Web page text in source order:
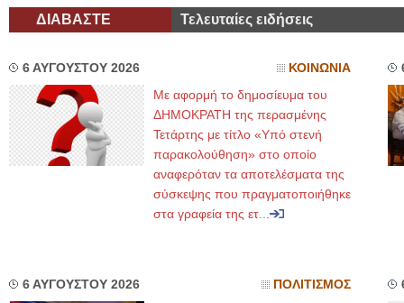
ΔΙΑΒΑΣΤΕ Τελευταίες ειδήσεις
6 ΑΥΓΟΥΣΤΟΥ 2026 ΚΟΙΝΩΝΙΑ
Με αφορμή το δημοσίευμα του
ΔΗΜΟΚΡΑΤΗ της περασμένης
Τετάρτης με τίτλο «Υπό στενή
παρακολούθηση» στο οποίο
αναφερόταν τα αποτελέσματα της
σύσκεψης που πραγματοποιήθηκε
στα γραφεία της ετ...
6 ΑΥΓΟΥΣΤΟΥ 2026 ΠΟΛΙΤΙΣΜΟΣ